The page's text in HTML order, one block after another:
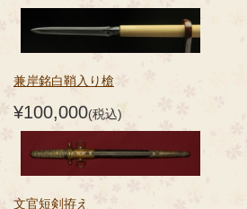
兼岸銘白鞘入り槍
¥100,000(税込)
文官短剣拵え